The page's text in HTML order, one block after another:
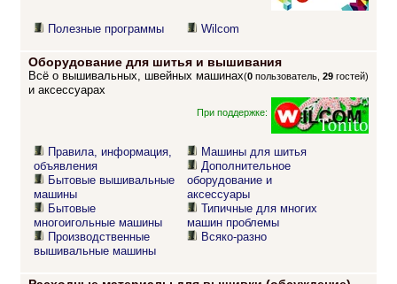
Полезные программы Wilcom
Оборудование для шитья и вышивания
(0 пользователь,29 гостей)
Всё о вышивальных, швейных машинах
и аксессуарах
При поддержке:
Правила, информация,
объявления
Бытовые вышивальные
машины
Бытовые
многоигольные машины
Производственные
вышивальные машины
Машины для шитья
Дополнительное
оборудование и
аксессуары
Типичные для многих
машин проблемы
Всяко-разно